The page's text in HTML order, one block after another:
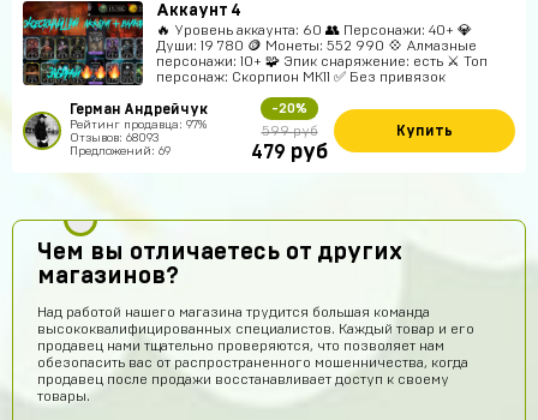
Аккаунт 4
🔥 Уровень аккаунта: 60 👥 Персонажи: 40+ 💎
Души: 19 780 🪙 Монеты: 552 990 💠 Алмазные
персонажи: 10+ 🧩 Эпик снаряжение: есть ⚔️ Топ
персонаж: Скорпион MK11 ✅ Без привязок
Герман Андрейчук
Рейтинг продавца: 97%
Отзывов: 68093
Предложений: 69
-20%
599 руб
479 руб
Купить
Чем вы отличаетесь от других
магазинов?
Над работой нашего магазина трудится большая команда
высококвалифицированных специалистов. Каждый товар и его
продавец нами тщательно проверяются, что позволяет нам
обезопасить вас от распространенного мошенничества, когда
продавец после продажи восстанавливает доступ к своему
товары.